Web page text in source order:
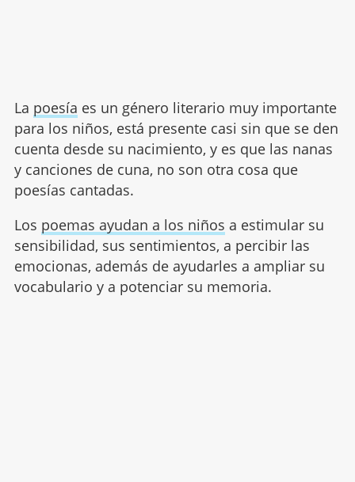
La poesía es un género literario muy importante
para los niños, está presente casi sin que se den
cuenta desde su nacimiento, y es que las nanas
y canciones de cuna, no son otra cosa que
poesías cantadas.
Los poemas ayudan a los niños a estimular su
sensibilidad, sus sentimientos, a percibir las
emocionas, además de ayudarles a ampliar su
vocabulario y a potenciar su memoria.